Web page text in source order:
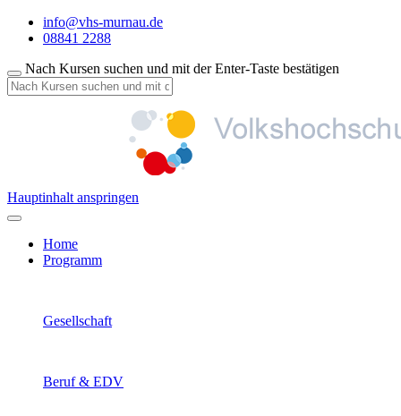
info@vhs-murnau.de
08841 2288
Nach Kursen suchen und mit der Enter-Taste bestätigen
Hauptinhalt anspringen
Home
Programm
Gesellschaft
Beruf & EDV